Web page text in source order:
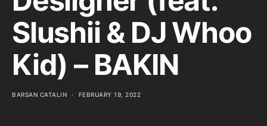
Slushii & DJ Whoo
Kid) – BAKIN
BARSAN CATALIN FEBRUARY 19, 2022